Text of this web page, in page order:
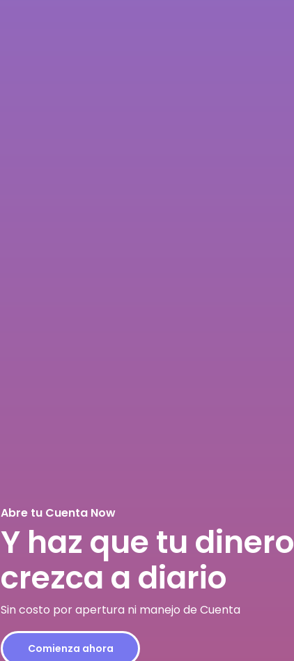
Abre tu Cuenta Now
Y haz que tu dinero
crezca a diario
Sin costo por apertura ni manejo de Cuenta
Comienza ahora